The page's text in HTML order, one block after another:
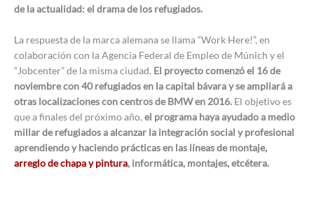
de la actualidad: el drama de los refugiados.
La respuesta de la marca alemana se llama “Work Here!”, en
colaboración con la Agencia Federal de Empleo de Múnich y el
“Jobcenter” de la misma ciudad. El proyecto comenzó el 16 de
noviembre con 40 refugiados en la capital bávara y se ampliará a
otras localizaciones con centros de BMW en 2016. El objetivo es
que a finales del próximo año, el programa haya ayudado a medio
millar de refugiados a alcanzar la integración social y profesional
aprendiendo y haciendo prácticas en las líneas de montaje,
arreglo de chapa y pintura, informática, montajes, etcétera.